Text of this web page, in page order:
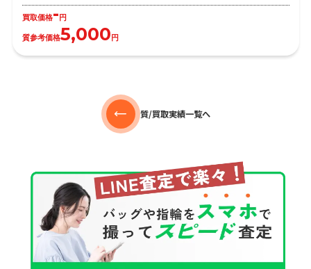
買取価格- 円
質参考価格5,000 円
質/買取実績一覧へ